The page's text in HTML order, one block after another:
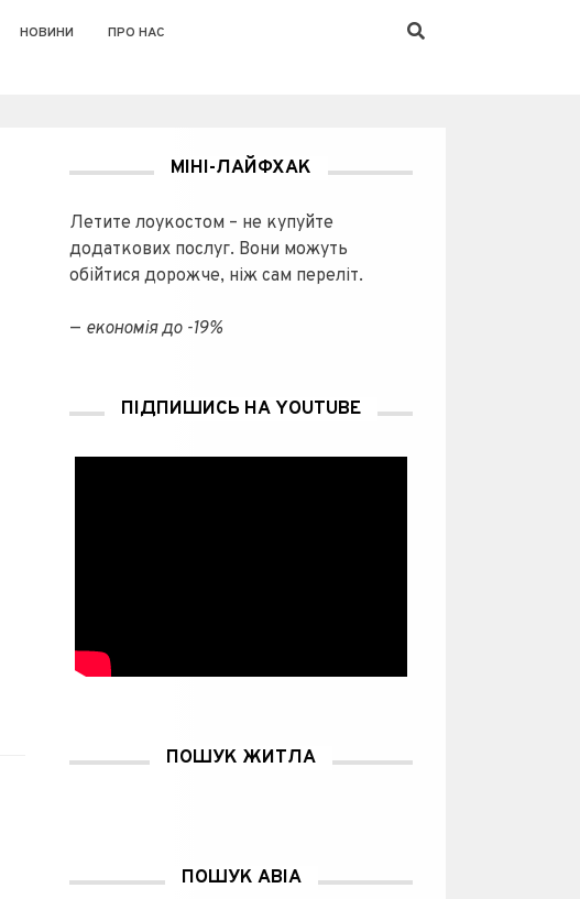
НОВИНИ ПРО НАС
МІНІ-ЛАЙФХАК
Летите лоукостом – не купуйте
додаткових послуг. Вони можуть
обійтися дорожче, ніж сам переліт.
— економія до -19%
ПІДПИШИСЬ НА YOUTUBE
ПОШУК ЖИТЛА
ПОШУК АВІА